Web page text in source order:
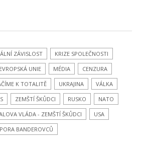
ZÁVISLOST
KRIZE SPOLEČNOSTI
EVROPSKÁ UNIE MÉDIA
CENZURA
K TOTALITĚ UKRAJINA
VÁLKA
ZEMŠTÍ ŠKŮDCI RUSKO
NATO
VLÁDA - ZEMŠTÍ ŠKŮDCI
USA
BANDEROVCŮ